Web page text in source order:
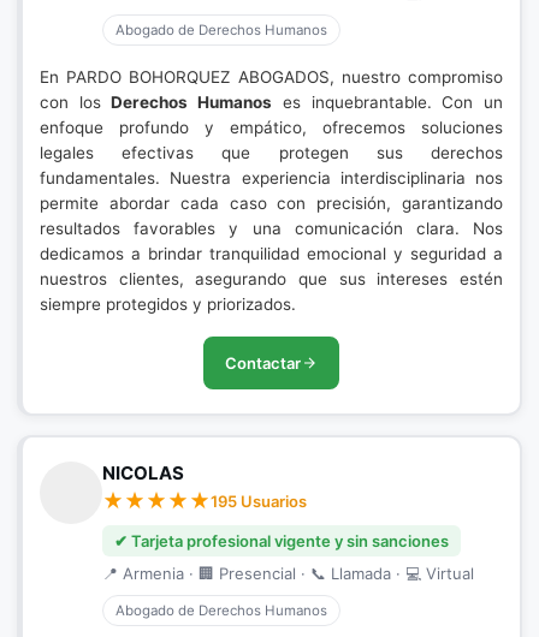
Abogado de Derechos Humanos
En PARDO BOHORQUEZ ABOGADOS, nuestro compromiso
con losDerechos Humanos es inquebrantable. Con un
enfoque profundo y empático, ofrecemos soluciones
legales efectivas que protegen sus derechos
fundamentales. Nuestra experiencia interdisciplinaria nos
permite abordar cada caso con precisión, garantizando
resultados favorables y una comunicación clara. Nos
dedicamos a brindar tranquilidad emocional y seguridad a
nuestros clientes, asegurando que sus intereses estén
siempre protegidos y priorizados.
Contactar
NICOLAS
195 Usuarios
✔ Tarjeta profesional vigente y sin sanciones
📍 Armenia · 🏢 Presencial · 📞 Llamada · 💻 Virtual
Abogado de Derechos Humanos